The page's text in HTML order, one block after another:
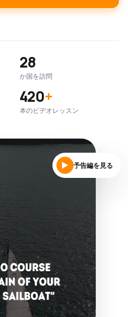
28
か国を訪問
420+
本のビデオレッスン
予告編を見る